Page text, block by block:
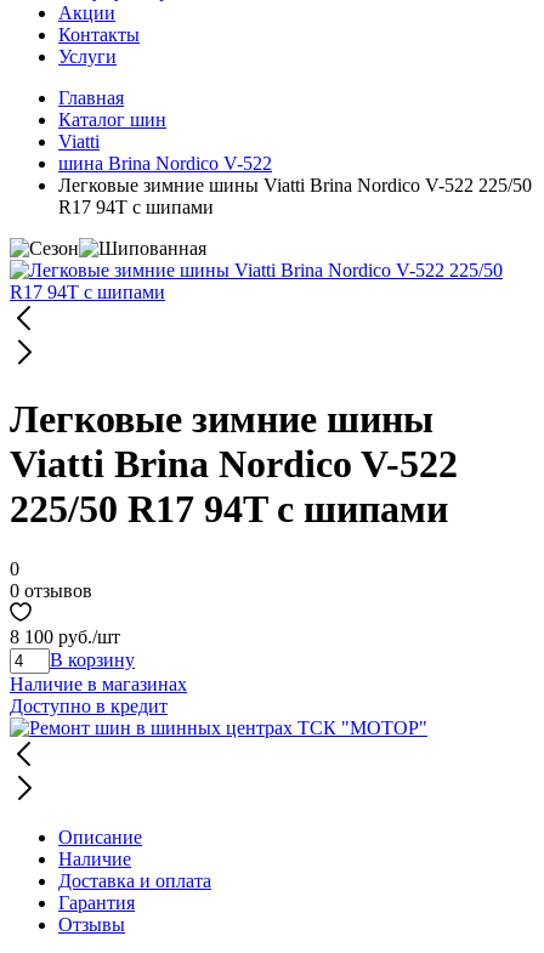
Акции
Контакты
Услуги
Главная
Каталог шин
Viatti
шина Brina Nordico V-522
Легковые зимние шины Viatti Brina Nordico V-522 225/50
R17 94T с шипами
Легковые зимние шины
Viatti Brina Nordico V-522
225/50 R17 94T с шипами
0
0 отзывов
8 100 руб./шт
В корзину
Наличие в магазинах
Доступно в кредит
Описание
Наличие
Доставка и оплата
Гарантия
Отзывы